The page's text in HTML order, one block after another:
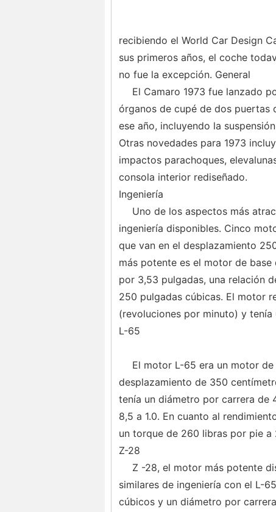
recibiendo el World Car Design
sus primeros años, el coche
no fue la excepción. General
El Camaro 1973 fue lanzado
órganos de cupé de dos puertas
ese año, incluyendo la
Otras novedades para 1973
impactos parachoques,
consola interior rediseñado.
Ingeniería
Uno de los aspectos más
ingeniería disponibles. Cinco
que van en el desplazamiento
más potente es el motor de
por 3,53 pulgadas, una relación
250 pulgadas cúbicas. El motor
(revoluciones por minuto) y
L-65
El motor L-65 era un motor
desplazamiento de 350
tenía un diámetro por carrera de
8,5 a 1.0. En cuanto al
un torque de 260 libras por pie a
Z-28
Z -28, el motor más potente
similares de ingeniería con el L-
cúbicos y un diámetro por